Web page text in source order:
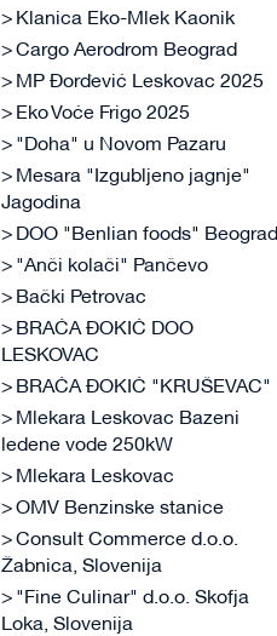
Klanica Eko-Mlek Kaonik
Cargo Aerodrom Beograd
MP Đorđević Leskovac 2025
Eko Voće Frigo 2025
"Doha" u Novom Pazaru
Mesara "Izgubljeno jagnje"
Jagodina
DOO "Benlian foods" Beograd
"Anči kolači" Pančevo
Bački Petrovac
BRAĆA ĐOKIĆ DOO
LESKOVAC
BRAĆA ĐOKIĆ "KRUŠEVAC"
Mlekara Leskovac Bazeni
ledene vode 250kW
Mlekara Leskovac
OMV Benzinske stanice
Consult Commerce d.o.o.
Žabnica, Slovenija
"Fine Culinar" d.o.o. Skofja
Loka, Slovenija